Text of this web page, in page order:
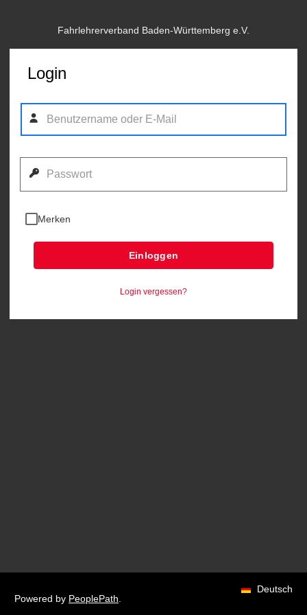
Fahrlehrerverband Baden-Württemberg e.V.
Login
Merken
Einloggen
Login vergessen?
Deutsch
Powered by PeoplePath